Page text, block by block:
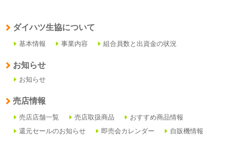
ダイハツ生協について
基本情報 事業内容 組合員数と出資金の状況
お知らせ
お知らせ
売店情報
売店店舗一覧 売店取扱商品
おすすめ商品情報
還元セールのお知らせ
即売会カレンダー 自販機情報